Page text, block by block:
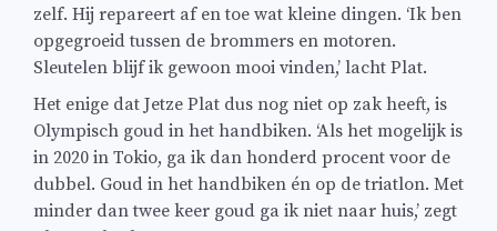
zelf. Hij repareert af en toe wat kleine dingen. ‘Ik ben
opgegroeid tussen de brommers en motoren.
Sleutelen blijf ik gewoon mooi vinden,’ lacht Plat.
Het enige dat Jetze Plat dus nog niet op zak heeft, is
Olympisch goud in het handbiken. ‘Als het mogelijk is
in 2020 in Tokio, ga ik dan honderd procent voor de
dubbel. Goud in het handbiken én op de triatlon. Met
minder dan twee keer goud ga ik niet naar huis,’ zegt